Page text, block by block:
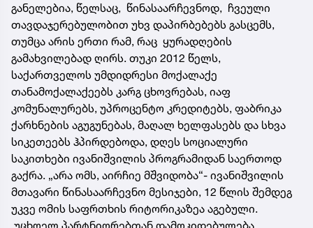
განელებია, წელსაც, წინასაარჩევნოდ, ჩვეული
თავდაჯერებულობით უხვ დაპირბებებს გასცემს,
თუმცა არის ერთი რამ, რაც ყურადღების
გამახვილებად ღირს. თუკი 2012 წელს,
საქართველოს უმდიდრესი მოქალაქე
თანამოქალაქეებს კარგ ცხოვრებას, იაფ
კომუნალურებს, უპროცენტო კრედიტებს, ფაბრიკა
ქარხნების აგუგუნებას, მაღალ ხელფასებს და სხვა
სიკეთეებს ჰპირდებოდა, დღეს სოციალური
საკითხები ივანიშვილის პროგრამიდან საერთოდ
გაქრა. „არა ომს, აირჩიე მშვიდობა“- ივანიშვილის
მთავარი წინასაარჩევნო მესიჯები, 12 წლის შემდეგ
უკვე ომის საფრთხის რიტორიკაზეა აგებული.
უცხოელ პარტნიორებთან დამოკიდებულება